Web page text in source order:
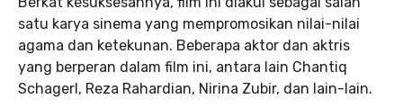
satu karya sinema yang mempromosikan nilai-nilai
agama dan ketekunan. Beberapa aktor dan aktris
yang berperan dalam film ini, antara lain Chantiq
Schagerl, Reza Rahardian, Nirina Zubir, dan lain-lain.